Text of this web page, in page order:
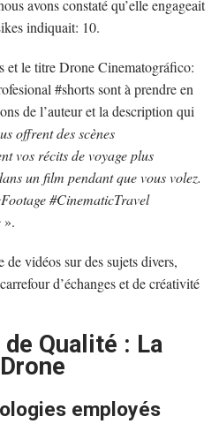
avons constaté qu’elle engageait
indiquait: 10.
et le titre Drone Cinematográfico:
#shorts sont à prendre en
de l’auteur et la description qui
offrent des scènes
vos récits de voyage plus
un film pendant que vous volez.
#CinematicTravel
».
vidéos sur des sujets divers,
d’échanges et de créativité
Qualité : La
employés